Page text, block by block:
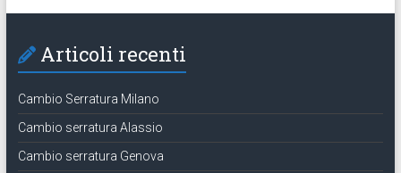
Articoli recenti
Cambio Serratura Milano
Cambio serratura Alassio
Cambio serratura Genova